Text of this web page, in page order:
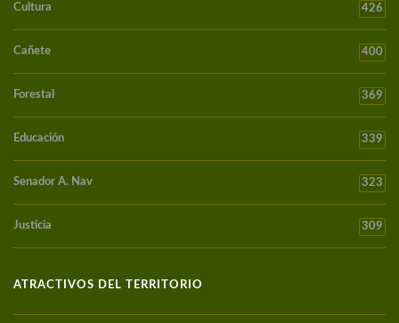
Cultura 426
Cañete 400
Forestal 369
Educación 339
Senador A. Nav 323
Justicia 309
ATRACTIVOS DEL TERRITORIO